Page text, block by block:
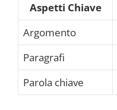
Aspetti Chiave
Argomento
Paragrafi
Parola chiave